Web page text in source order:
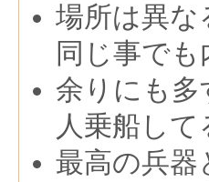
場所は異
同じ事で
余りにも
人乗船して
最高の兵